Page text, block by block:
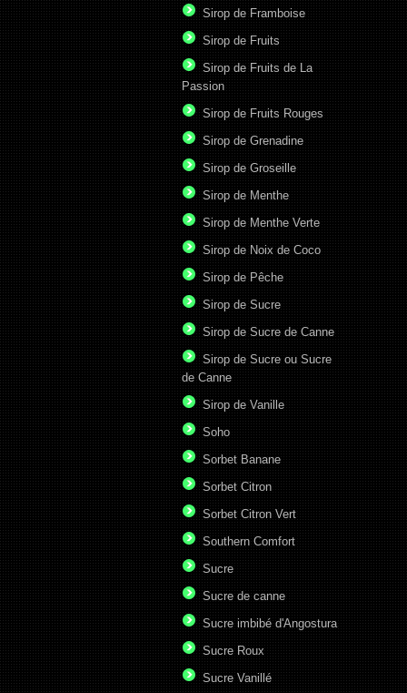
Sirop de Framboise
Sirop de Fruits
Sirop de Fruits de La
Passion
Sirop de Fruits Rouges
Sirop de Grenadine
Sirop de Groseille
Sirop de Menthe
Sirop de Menthe Verte
Sirop de Noix de Coco
Sirop de Pêche
Sirop de Sucre
Sirop de Sucre de Canne
Sirop de Sucre ou Sucre
de Canne
Sirop de Vanille
Soho
Sorbet Banane
Sorbet Citron
Sorbet Citron Vert
Southern Comfort
Sucre
Sucre de canne
Sucre imbibé d'Angostura
Sucre Roux
Sucre Vanillé